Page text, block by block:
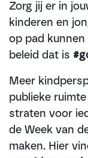
Zorg jij er in
kinderen en
op pad kunnen
beleid dat is
Meer
publieke
straten voor
de Week van
maken. Hier